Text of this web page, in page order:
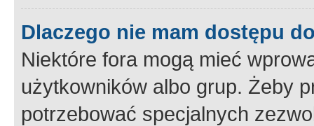
Dlaczego nie mam dostępu
Niektóre fora mogą mieć
użytkowników albo grup. Żeby
potrzebować specjalnych